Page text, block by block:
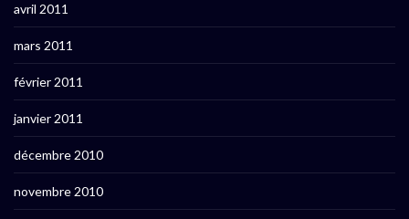
avril 2011
mars 2011
février 2011
janvier 2011
décembre 2010
novembre 2010